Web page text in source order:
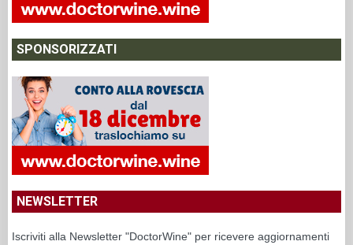
SPONSORIZZATI
NEWSLETTER
Iscriviti alla Newsletter "DoctorWine" per ricevere aggiornamenti